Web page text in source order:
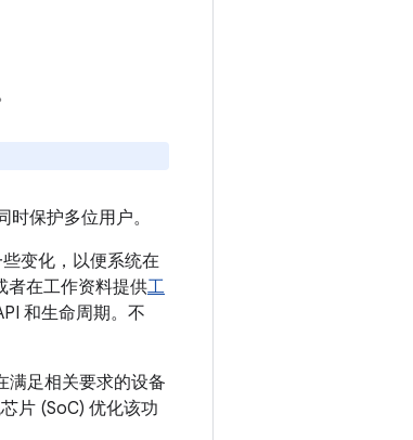
保护多位用户。
变化，以便系统在
者在工作资料提供工
和生命周期。不
满足相关要求的设备
片 (SoC) 优化该功